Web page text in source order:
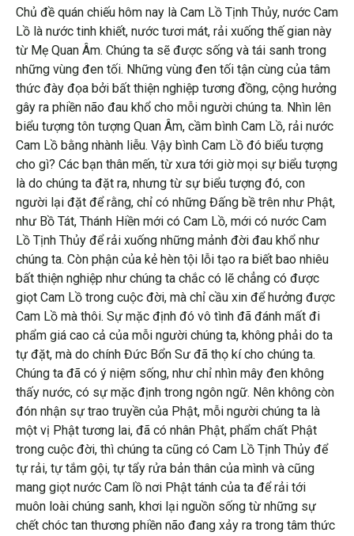
Chủ đề quán chiếu hôm nay là Cam Lồ Tịnh Thủy, nước Cam
Lồ là nước tinh khiết, nước tươi mát, rải xuống thế gian này
từ Mẹ Quan Âm. Chúng ta sẽ được sống và tái sanh trong
những vùng đen tối. Những vùng đen tối tận cùng của tâm
thức đày đọa bởi bất thiện nghiệp tương đồng, cộng hưởng
gây ra phiền não đau khổ cho mỗi người chúng ta. Nhìn lên
biểu tượng tôn tượng Quan Âm, cầm bình Cam Lồ, rải nước
Cam Lồ bằng nhành liễu. Vậy bình Cam Lồ đó biểu tượng
cho gì? Các bạn thân mến, từ xưa tới giờ mọi sự biểu tượng
là do chúng ta đặt ra, nhưng từ sự biểu tượng đó, con
người lại đặt để rằng, chỉ có những Đấng bề trên như Phật,
như Bồ Tát, Thánh Hiền mới có Cam Lồ, mới có nước Cam
Lồ Tịnh Thủy để rải xuống những mảnh đời đau khổ như
chúng ta. Còn phận của kẻ hèn tội lỗi tạo ra biết bao nhiêu
bất thiện nghiệp như chúng ta chắc có lẽ chẳng có được
giọt Cam Lồ trong cuộc đời, mà chỉ cầu xin để hưởng được
Cam Lồ mà thôi. Sự mặc định đó vô tình đã đánh mất đi
phẩm giá cao cả của mỗi người chúng ta, không phải do ta
tự đặt, mà do chính Đức Bổn Sư đã thọ kí cho chúng ta.
Chúng ta đã có ý niệm sống, như chỉ nhìn mây đen không
thấy nước, có sự mặc định trong ngôn ngữ. Nên không còn
đón nhận sự trao truyền của Phật, mỗi người chúng ta là
một vị Phật tương lai, đã có nhân Phật, phẩm chất Phật
trong cuộc đời, thì chúng ta cũng có Cam Lồ Tịnh Thủy để
tự rải, tự tắm gội, tự tẩy rửa bản thân của mình và cũng
mang giọt nước Cam lồ nơi Phật tánh của ta để rải tới
muôn loài chúng sanh, khơi lại nguồn sống từ những sự
chết chóc tan thương phiền não đang xảy ra trong tâm thức